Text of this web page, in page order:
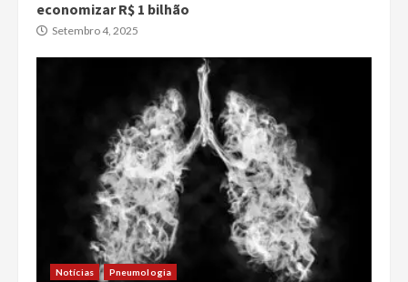
economizar R$ 1 bilhão
Setembro 4, 2025
Notícias Pneumologia